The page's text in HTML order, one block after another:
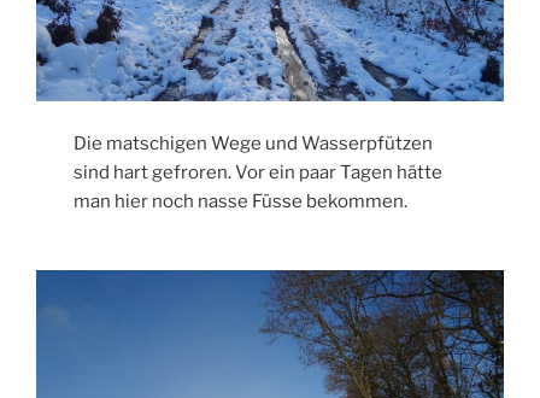
Die matschigen Wege und Wasserpfützen
sind hart gefroren. Vor ein paar Tagen hätte
man hier noch nasse Füsse bekommen.